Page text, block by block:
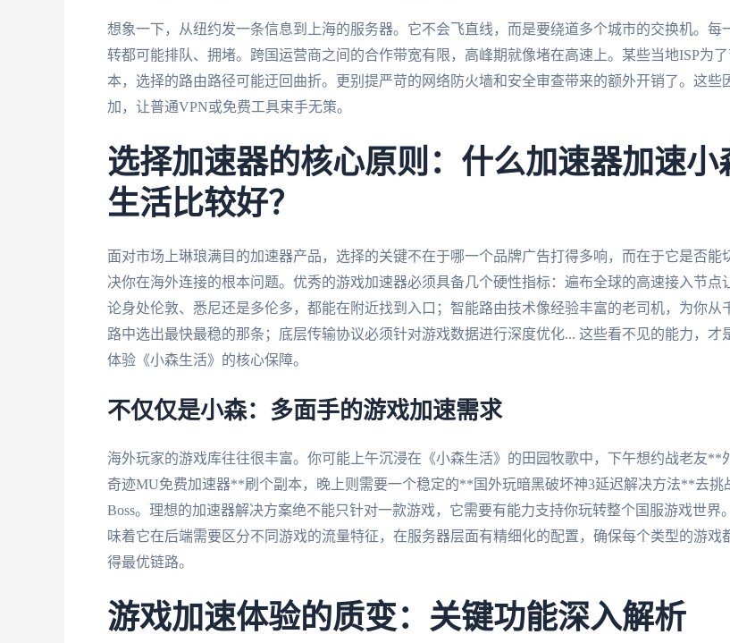
想象一下，从纽约发一条信息到上海的服务器。它不会飞直线，而是要绕道多个城市的交换机。每
转都可能排队、拥堵。跨国运营商之间的合作带宽有限，高峰期就像堵在高速上。某些当地ISP为
本，选择的路由路径可能迂回曲折。更别提严苛的网络防火墙和安全审查带来的额外开销了。这些
加，让普通VPN或免费工具束手无策。
选择加速器的核心原则：什么加速器加速小
生活比较好？
面对市场上琳琅满目的加速器产品，选择的关键不在于哪一个品牌广告打得多响，而在于它是否能
决你在海外连接的根本问题。优秀的游戏加速器必须具备几个硬性指标：遍布全球的高速接入节点
论身处伦敦、悉尼还是多伦多，都能在附近找到入口；智能路由技术像经验丰富的老司机，为你从
路中选出最快最稳的那条；底层传输协议必须针对游戏数据进行深度优化... 这些看不见的能力，才
体验《小森生活》的核心保障。
不仅仅是小森：多面手的游戏加速需求
海外玩家的游戏库往往很丰富。你可能上午沉浸在《小森生活》的田园牧歌中，下午想约战老友**
奇迹MU免费加速器**刷个副本，晚上则需要一个稳定的**国外玩暗黑破坏神3延迟解决方法**去挑
Boss。理想的加速器解决方案绝不能只针对一款游戏，它需要有能力支持你玩转整个国服游戏世界
味着它在后端需要区分不同游戏的流量特征，在服务器层面有精细化的配置，确保每个类型的游戏
得最优链路。
游戏加速体验的质变：关键功能深入解析